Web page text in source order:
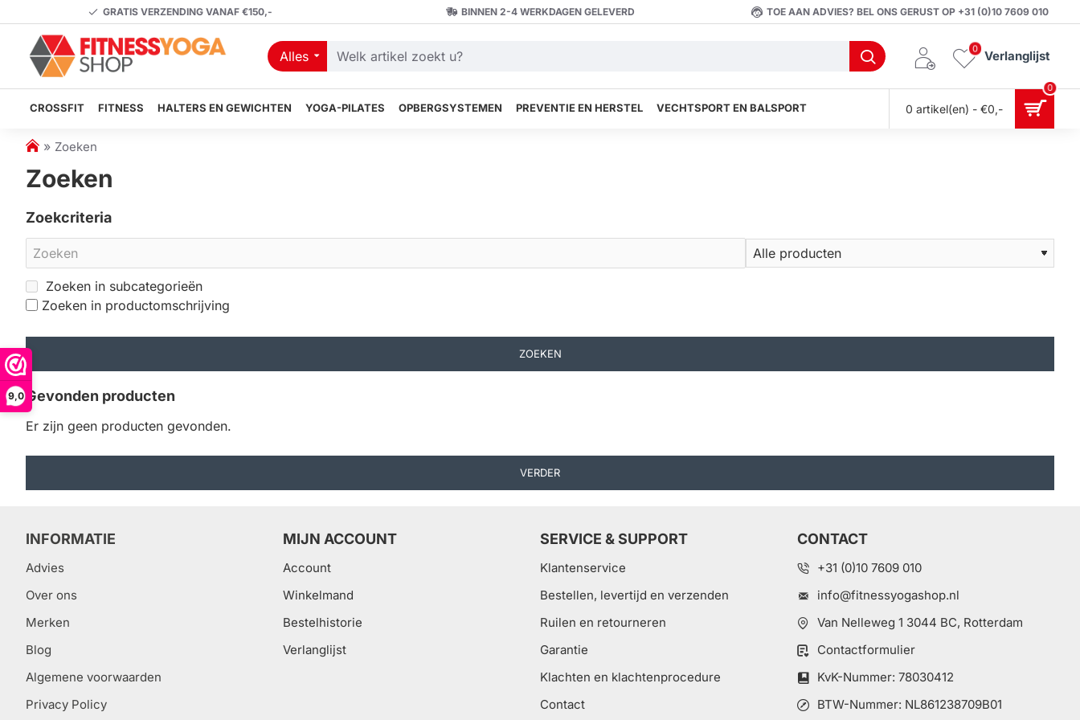
9,0
GRATIS VERZENDING VANAF €150,- BINNEN 2-4 WERKDAGEN GELEVERD TOE AAN ADVIES? BEL ONS GERUST OP +31 (0)10 7609 010
Alles
Welk
zoekt
Verlanglijst
0
CROSSFIT FITNESS HALTERS EN GEWICHTEN YOGA-PILATES OPBERGSYSTEMEN PREVENTIE EN HERSTEL VECHTSPORT EN BALSPORT 0 artikel(en) - €0,-
0
h
m
Zoeken
Zoeken
Zoekcriteria
Zoeken in subcategorieën
Zoeken in productomschrijving
ZOEKEN
Gevonden producten
Er zijn geen producten gevonden.
VERDER
INFORMATIE
Advies
Over ons
Merken
Blog
Algemene voorwaarden
Privacy Policy
MIJN ACCOUNT
Account
Winkelmand
Bestelhistorie
Verlanglijst
SERVICE & SUPPORT
Klantenservice
Bestellen, levertijd en verzenden
Ruilen en retourneren
Garantie
Klachten en klachtenprocedure
Contact
CONTACT
+31 (0)10 7609 010
info@fitnessyogashop.nl
Van Nelleweg 1 3044 BC, Rotterdam
Contactformulier
KvK-Nummer: 78030412
BTW-Nummer: NL861238709B01